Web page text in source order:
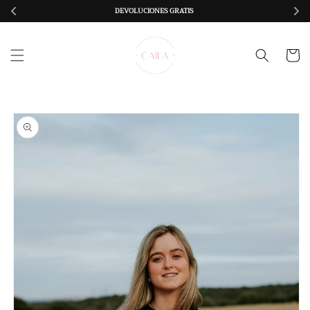
DEVOLUCIONES GRATIS
directamente
Carrito
directamente
a la
información